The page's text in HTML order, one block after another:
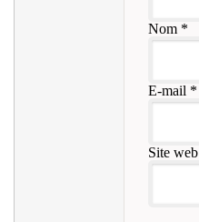
Nom*
E-mail *
Site web